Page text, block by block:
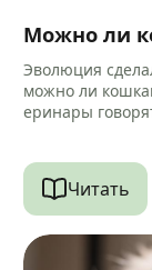
Можно ли
Эволюция
можно ли
еринары
Читать